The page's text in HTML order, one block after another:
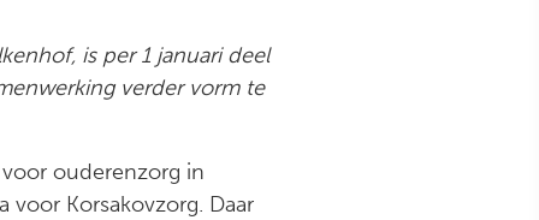
is per 1 januari deel
verder vorm te
ouderenzorg in
voor Korsakovzorg. Daar